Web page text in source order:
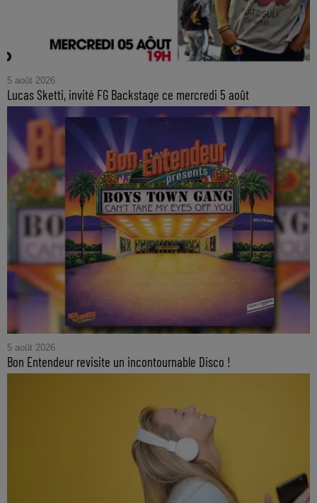
5 août 2026
Lucas Sketti, invité FG Backstage ce mercredi 5 août
5 août 2026
Bon Entendeur revisite un incontournable Disco !